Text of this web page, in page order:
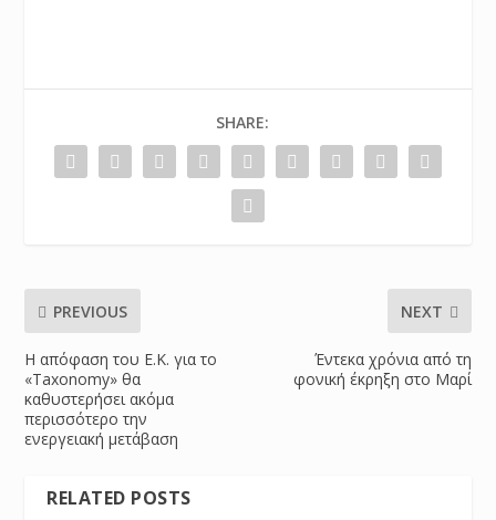
SHARE:
PREVIOUS
Η απόφαση του Ε.Κ. για το
«Taxonomy» θα
καθυστερήσει ακόμα
περισσότερο την
ενεργειακή μετάβαση
NEXT
Έντεκα χρόνια από τη
φονική έκρηξη στο Μαρί
RELATED POSTS